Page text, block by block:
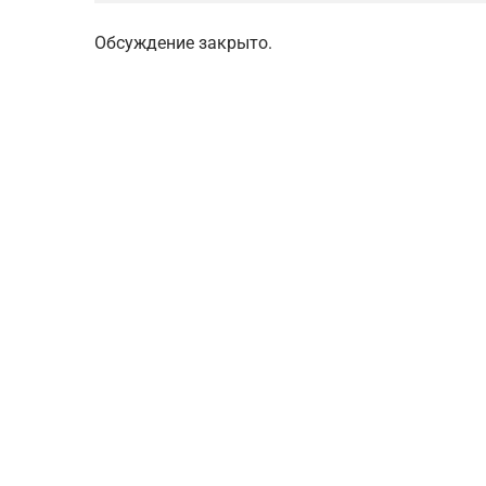
Обсуждение закрыто.